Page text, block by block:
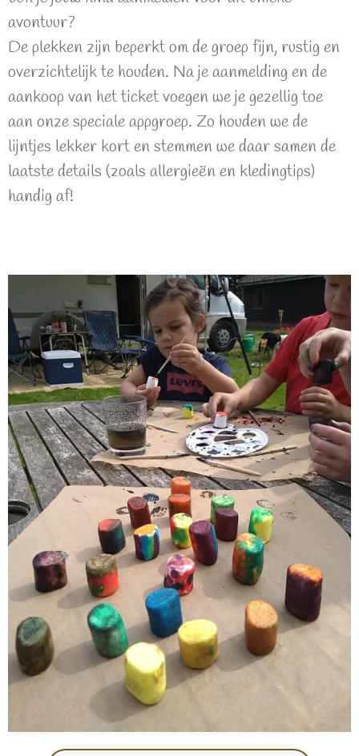
avontuur?
De plekken zijn beperkt om de groep fijn, rustig en
overzichtelijk te houden. Na je aanmelding en de
aankoop van het ticket voegen we je gezellig toe
aan onze speciale appgroep. Zo houden we de
lijntjes lekker kort en stemmen we daar samen de
laatste details (zoals allergieën en kledingtips)
handig af!